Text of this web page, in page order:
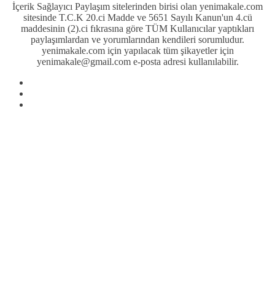
İçerik Sağlayıcı Paylaşım sitelerinden birisi olan yenimakale.com
sitesinde T.C.K 20.ci Madde ve 5651 Sayılı Kanun'un 4.cü
maddesinin (2).ci fıkrasına göre TÜM Kullanıcılar yaptıkları
paylaşımlardan ve yorumlarından kendileri sorumludur.
yenimakale.com için yapılacak tüm şikayetler için
yenimakale@gmail.com e-posta adresi kullanılabilir.